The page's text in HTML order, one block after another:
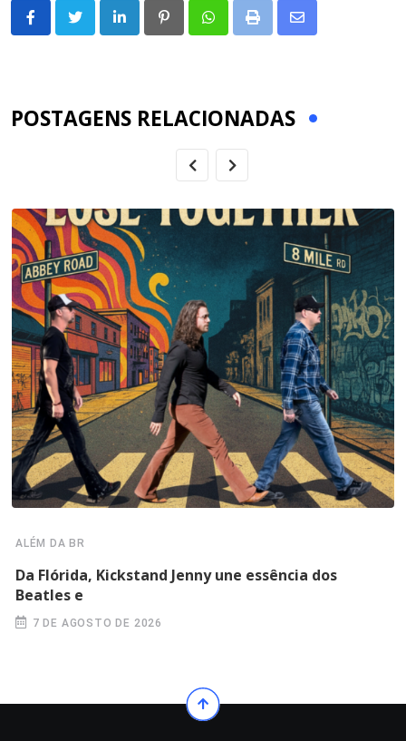
LinkedIn PinterestWhatsappPrint
Share
POSTAGENS RELACIONADAS
ALÉM DA BR
Da Flórida, Kickstand Jenny une essência dos
Beatles e
7 DE AGOSTO DE 2026